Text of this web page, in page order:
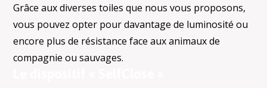
Grâce aux diverses toiles que nous vous proposons,
vous pouvez opter pour davantage de luminosité ou
encore plus de résistance face aux animaux de
compagnie ou sauvages.